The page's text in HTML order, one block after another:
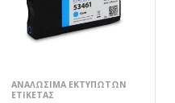
ΑΝΑΛΏΣΙΜΑ ΕΚΤΥΠΩΤΏΝ
ΕΤΙΚΈΤΑΣ